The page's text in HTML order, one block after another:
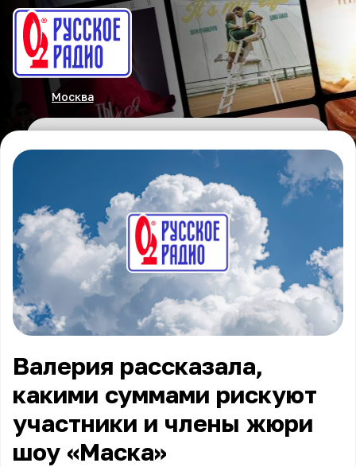
Москва
Валерия рассказала,
какими суммами рискуют
участники и члены жюри
шоу «Маска»